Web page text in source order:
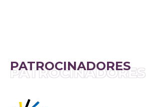
PATROCINADORES
PATROCINADORES